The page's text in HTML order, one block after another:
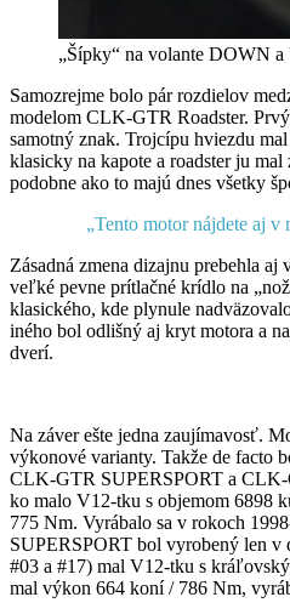
„Šípky“ na volante DOWN
Samozrejme bolo pár rozdielov
modelom CLK-GTR Roadster.
samotný znak. Trojcípu hviezdu
klasicky na kapote a roadster ju
podobne ako to majú dnes všetky
„Tento motor nájdete aj v
Zásadná zmena dizajnu prebehla aj
veľké pevne prítlačné krídlo na
klasického, kde plynule
iného bol odlišný aj kryt motora a
dverí.
Na záver ešte jedna zaujímavosť.
výkonové varianty. Takže de facto
CLK-GTR SUPERSPORT a
ko malo V12-tku s objemom 6898
775 Nm. Vyrábalo sa v rokoch
SUPERSPORT bol vyrobený len v
#03 a #17) mal V12-tku s
mal výkon 664 koní / 786 Nm,